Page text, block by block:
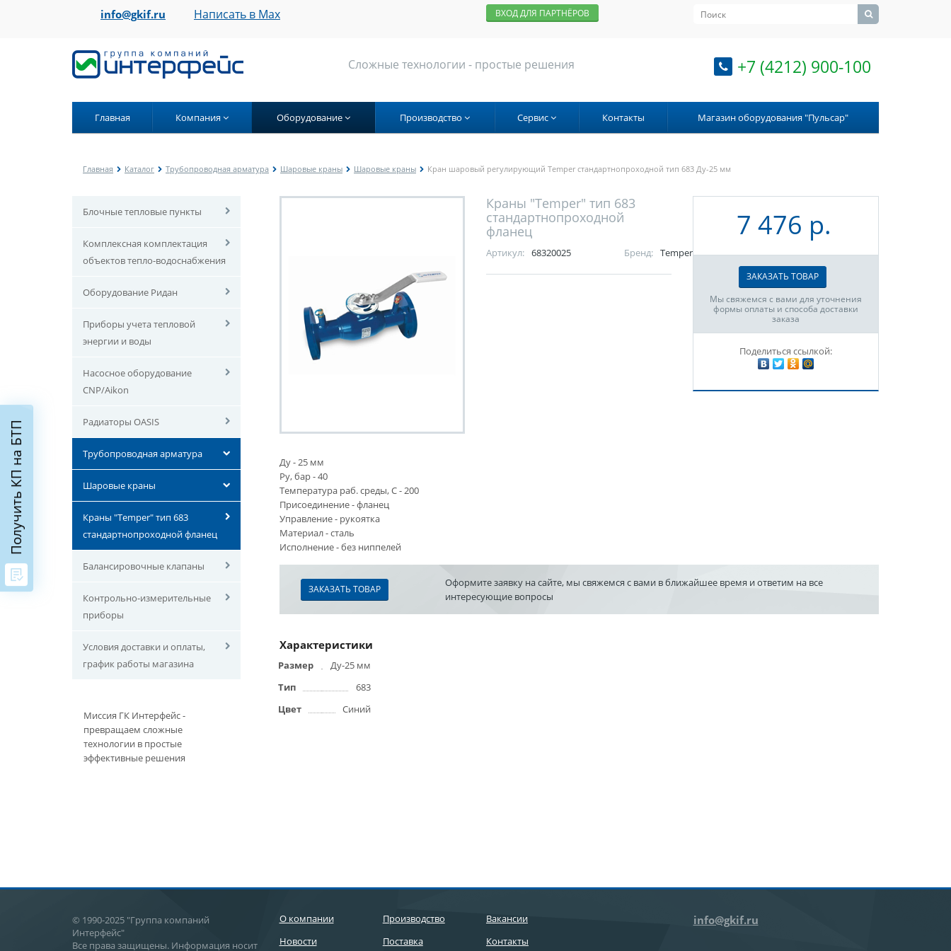
info@gkif.ru Написать в Max ВХОД ДЛЯ ПАРТНЁРОВ
Сложные технологии - простые решения +7 (4212) 900-100
Главная Компания Оборудование Производство Сервис Контакты Магазин оборудования "Пульсар"
Главная Каталог Трубопроводная арматура Шаровые краны Шаровые краны Кран шаровый регулирующий Temper стандартнопроходной тип 683 Ду-25 мм
Блочные тепловые пункты
Комплексная комплектация
объектов тепло-водоснабжения
Оборудование Ридан
Приборы учета тепловой
энергии и воды
Насосное оборудование
CNP/Aikon
Радиаторы OASIS
Трубопроводная арматура
Шаровые краны
Краны "Temper" тип 683
стандартнопроходной фланец
Балансировочные клапаны
Контрольно-измерительные
приборы
Условия доставки и оплаты,
график работы магазина
Миссия ГК Интерфейс -
превращаем сложные
технологии в простые
эффективные решения
Краны "Temper" тип 683
стандартнопроходной
фланец
Артикул: 68320025 Бренд: Temper
7 476 р.
ЗАКАЗАТЬ ТОВАР
Мы свяжемся с вами для уточнения
формы оплаты и способа доставки
заказа
Поделиться ссылкой:
Ду - 25 мм
Ру, бар - 40
Температура раб. среды, С - 200
Присоединение - фланец
Управление - рукоятка
Материал - сталь
Исполнение - без ниппелей
ЗАКАЗАТЬ ТОВАР
Оформите заявку на сайте, мы свяжемся с вами в ближайшее время и ответим на все
интересующие вопросы
Характеристики
Размер
Ду-25 мм
Тип
683
Цвет
Синий
© 1990-2025 "Группа компаний
Интерфейс"
Все права защищены. Информация носит
О компании
Новости
Производство
Поставка
Вакансии
Контакты
info@gkif.ru
Получить КП на БТП